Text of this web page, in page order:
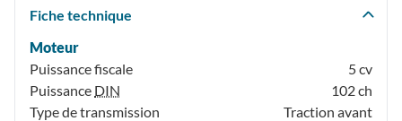
Fiche technique
Moteur
Puissance fiscale
5 cv
Puissance DIN
102 ch
Type de transmission
Traction avant